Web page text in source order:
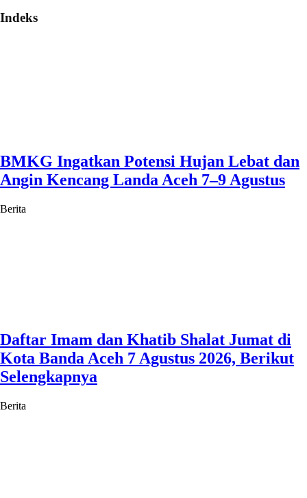
Indeks
BMKG Ingatkan Potensi Hujan Lebat dan
Angin Kencang Landa Aceh 7–9 Agustus
Berita
Daftar Imam dan Khatib Shalat Jumat di
Kota Banda Aceh 7 Agustus 2026, Berikut
Selengkapnya
Berita